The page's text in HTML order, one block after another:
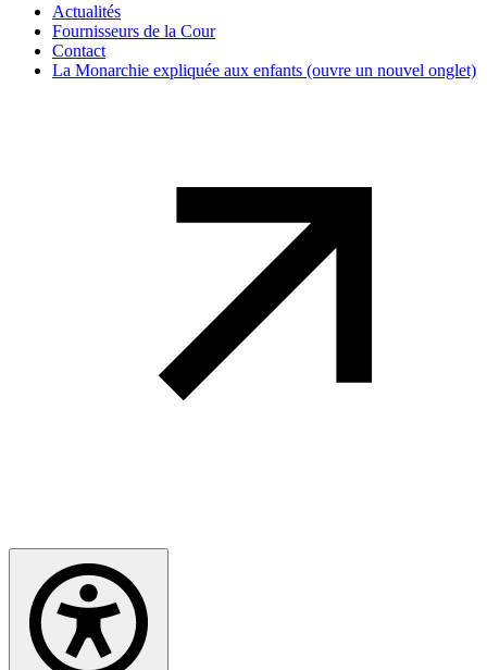
Actualités
Fournisseurs de la Cour
Contact
La Monarchie expliquée aux enfants (ouvre un nouvel onglet)